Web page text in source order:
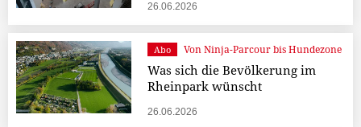
26.06.2026
Abo Von Ninja-Parcour bis Hundezone
Was sich die Bevölkerung im
Rheinpark wünscht
26.06.2026